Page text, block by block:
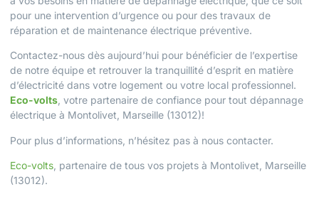
pour une intervention d’urgence ou pour des travaux de
réparation et de maintenance électrique préventive.
Contactez-nous dès aujourd’hui pour bénéficier de l’expertise
de notre équipe et retrouver la tranquillité d’esprit en matière
d’électricité dans votre logement ou votre local professionnel.
Eco-volts , votre partenaire de confiance pour tout dépannage
électrique à Montolivet, Marseille (13012)!
Pour plus d’informations, n’hésitez pas à nous contacter.
Eco-volts , partenaire de tous vos projets à Montolivet, Marseille
(13012).